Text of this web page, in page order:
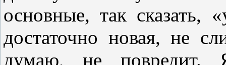
основные, так сказать,
достаточно новая, не
думаю, не повредит.